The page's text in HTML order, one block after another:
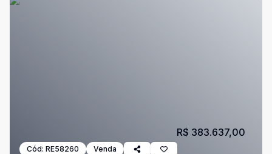
Cód: RE58260 Venda
R$ 383.637,00